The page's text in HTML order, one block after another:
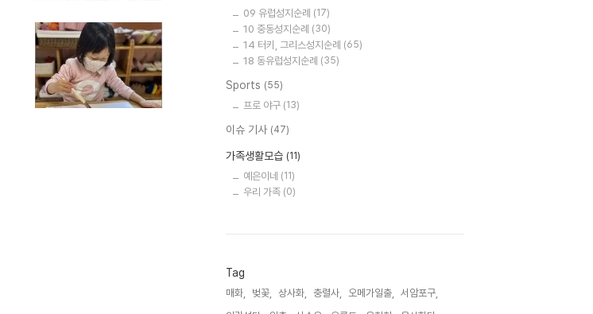
09 유럽성지순례 (17)
10 중동성지순례 (30)
14 터키, 그리스성지순례 (65)
18 동유럽성지순례 (35)
Sports (55)
프로 야구 (13)
이슈 기사 (47)
가족생활모습 (11)
예은이네 (11)
우리 가족 (0)
Tag
매화, 벚꽃, 상사화, 충렬사, 오메가일출,
서암포구,